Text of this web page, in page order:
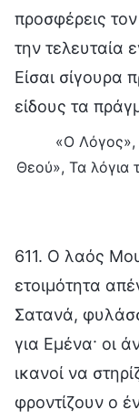
προσφέρεις
την τελευταία
Είσαι σίγουρα
είδους τα
«Ο Λόγος»,
Θεού», Τα λόγια
611. Ο λαός
ετοιμότητα
Σατανά,
για Εμένα· οι
ικανοί να
φροντίζουν ο